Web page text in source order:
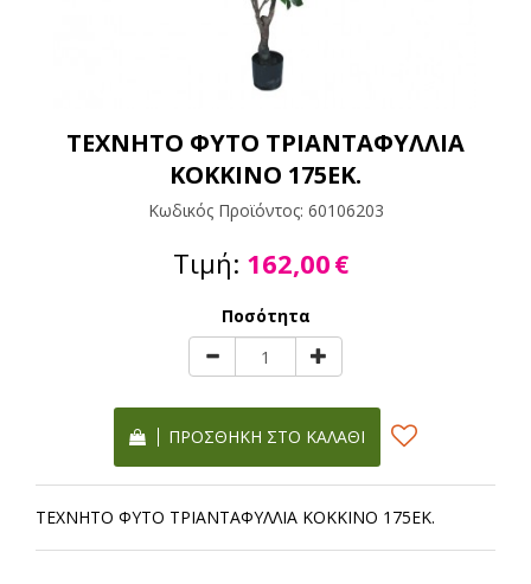
ΤΕΧΝΗΤΟ ΦΥΤΟ ΤΡΙΑΝΤΑΦΥΛΛΙΑ
ΚΟΚΚΙΝΟ 175ΕΚ.
Κωδικός Προϊόντος: 60106203
Τιμή: 162,00€
Ποσότητα
ΠΡΟΣΘΉΚΗ ΣΤΟ ΚΑΛΆΘΙ
ΤΕΧΝΗΤΟ ΦΥΤΟ ΤΡΙΑΝΤΑΦΥΛΛΙΑ ΚΟΚΚΙΝΟ 175ΕΚ.